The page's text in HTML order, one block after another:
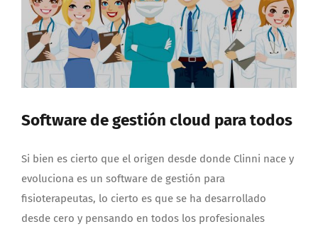
Software de gestión cloud para todos
Si bien es cierto que el origen desde donde Clinni nace y
evoluciona es un software de gestión para
fisioterapeutas, lo cierto es que se ha desarrollado
desde cero y pensando en todos los profesionales